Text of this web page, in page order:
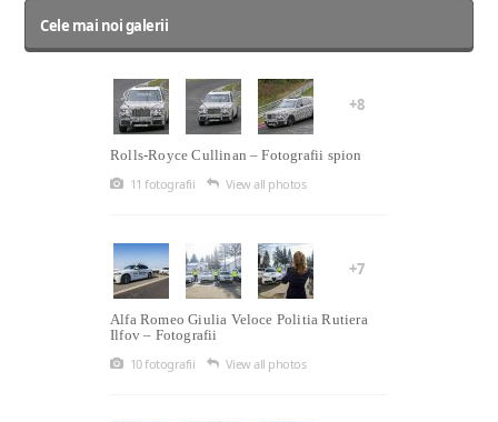
Cele mai noi galerii
+8
Rolls-Royce Cullinan – Fotografii spion
11 fotografii
View all photos
+7
Alfa Romeo Giulia Veloce Politia Rutiera
Ilfov – Fotografii
10 fotografii
View all photos